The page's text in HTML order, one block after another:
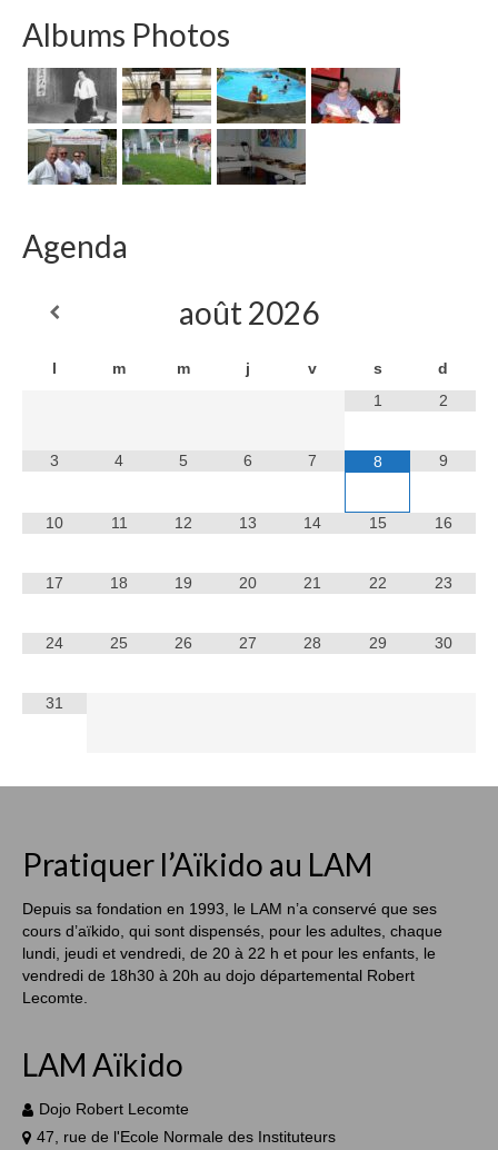
Albums Photos
Agenda
août2026
l m m j v s
d
1
2
3 4 5 6 7 8 9
10 11 12 13 14 15 16
17 18 19 20 21 22 23
24 25 26 27 28 29 30
31
Pratiquer l’Aïkido au LAM
Depuis sa fondation en 1993, le LAM n’a conservé que ses
cours d’aïkido, qui sont dispensés, pour les adultes, chaque
lundi, jeudi et vendredi, de 20 à 22 h et pour les enfants, le
vendredi de 18h30 à 20h au dojo départemental Robert
Lecomte.
LAM Aïkido
Dojo Robert Lecomte
47, rue de l'Ecole Normale des Instituteurs